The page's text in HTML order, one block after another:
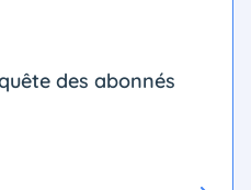
des abonnés